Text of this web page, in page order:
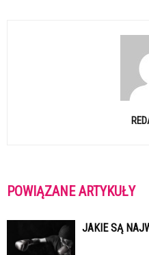
POWIĄZANE ARTYKUŁY
JAKIE SĄ